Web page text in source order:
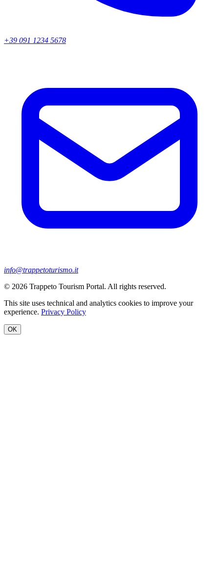
+39 091 1234 5678
info@trappetoturismo.it
© 2026 Trappeto Tourism Portal. All rights reserved.
This site uses technical and analytics cookies to improve your
experience. Privacy Policy
OK